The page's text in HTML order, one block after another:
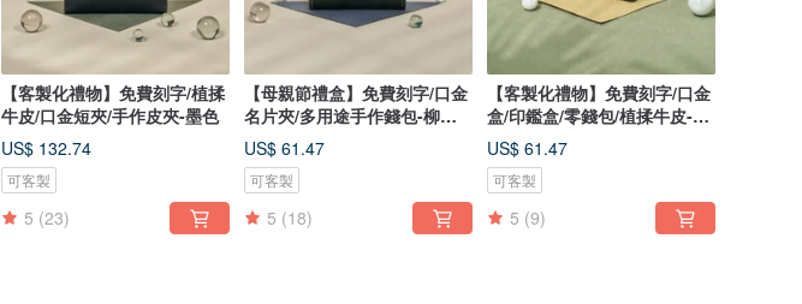
【客製化禮物】免費刻字/植揉
牛皮/口金短夾/手作皮夾-墨色
US$ 132.74
可客製
5 (23)
【母親節禮盒】免費刻字/口金
名片夾/多用途手作錢包-柳煤
竹綠
US$ 61.47
可客製
5 (18)
【客製化禮物】免費刻字/口金
盒/印鑑盒/零錢包/植揉牛皮-蘇
芳紅
US$ 61.47
可客製
5 (9)